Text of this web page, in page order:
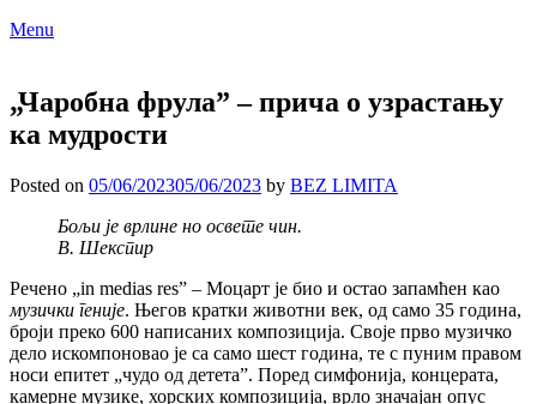
Menu
„Чаробна фрула” – прича о узрастању
ка мудрости
Posted on 05/06/202305/06/2023 by BEZ LIMITA
Бољи је врлине но освете чин.
В. Шекспир
Речено „in medias res” – Моцарт је био и остао запамћен као
музички геније. Његов кратки животни век, од само 35 година,
броји преко 600 написаних композиција. Своје прво музичко
дело искомпоновао је са само шест година, те с пуним правом
носи епитет „чудо од детета”. Поред симфонија, концерата,
камерне музике, хорских композиција, врло значајан опус